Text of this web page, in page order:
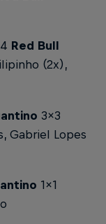
Red Bull
(2x),
3x3
Gabriel Lopes
1x1